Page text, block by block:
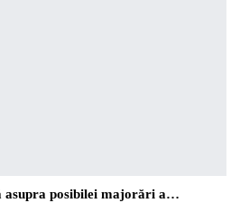
asupra posibilei majorări a…